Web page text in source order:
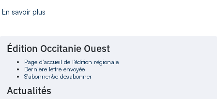
En savoir plus
Édition Occitanie Ouest
Page d'accueil de l'édition régionale
Dernière lettre envoyée
S'abonner/se désabonner
Actualités